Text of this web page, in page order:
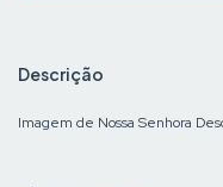
Descrição
Imagem de Nossa Senhora